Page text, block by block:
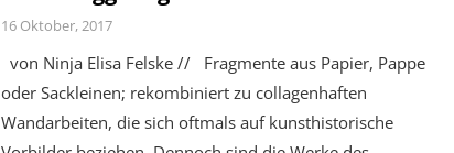
16 Oktober, 2017
von Ninja Elisa Felske // Fragmente aus Papier, Pappe
oder Sackleinen; rekombiniert zu collagenhaften
Wandarbeiten, die sich oftmals auf kunsthistorische